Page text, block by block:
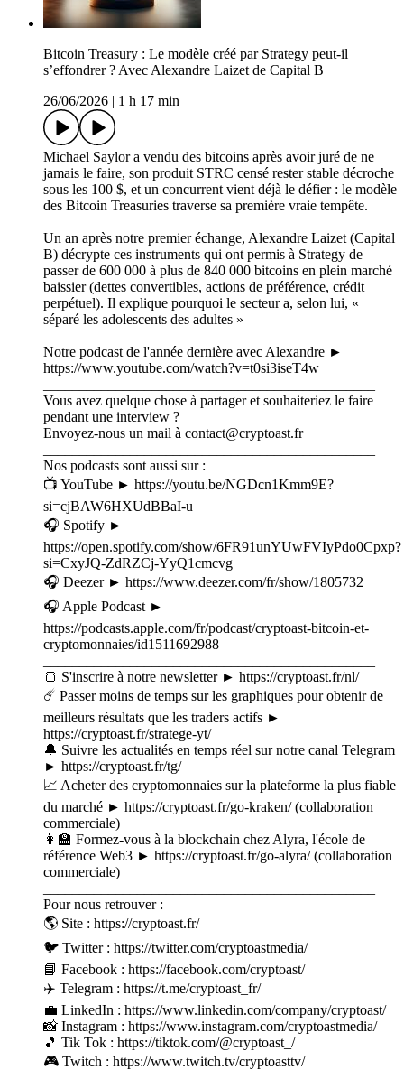
Bitcoin Treasury : Le modèle créé par Strategy peut-il
s’effondrer ? Avec Alexandre Laizet de Capital B
26/06/2026 | 1 h 17 min
Michael Saylor a vendu des bitcoins après avoir juré de ne
jamais le faire, son produit STRC censé rester stable décroche
sous les 100 $, et un concurrent vient déjà le défier : le modèle
des Bitcoin Treasuries traverse sa première vraie tempête.
Un an après notre premier échange, Alexandre Laizet (Capital
B) décrypte ces instruments qui ont permis à Strategy de
passer de 600 000 à plus de 840 000 bitcoins en plein marché
baissier (dettes convertibles, actions de préférence, crédit
perpétuel). Il explique pourquoi le secteur a, selon lui, «
séparé les adolescents des adultes »
Notre podcast de l'année dernière avec Alexandre ►
⁠⁠https://www.youtube.com/watch?v=t0si3iseT4w
Vous avez quelque chose à partager et souhaiteriez le faire
pendant une interview ?
Envoyez-nous un mail à ⁠⁠⁠⁠⁠⁠⁠⁠contact@cryptoast.fr⁠⁠⁠⁠⁠⁠⁠⁠
Nos podcasts sont aussi sur :
📺 YouTube ► ⁠⁠⁠⁠⁠⁠⁠⁠⁠⁠⁠⁠⁠⁠⁠https://youtu.be/NGDcn1Kmm9E?
si=cjBAW6HXUdBBaI-u⁠⁠⁠⁠⁠⁠⁠⁠⁠⁠⁠⁠⁠⁠⁠
🎧 Spotify ►
⁠⁠⁠⁠⁠⁠⁠⁠⁠⁠⁠⁠⁠⁠⁠https://open.spotify.com/show/6FR91unYUwFVIyPdo0Cpxp?
si=CxyJQ-ZdRZCj-YyQ1cmcvg⁠⁠⁠⁠⁠⁠⁠⁠⁠⁠⁠⁠⁠⁠⁠
🎧 Deezer ► ⁠⁠⁠⁠⁠⁠⁠⁠⁠⁠⁠⁠⁠⁠⁠https://www.deezer.com/fr/show/1805732⁠⁠⁠⁠⁠⁠⁠⁠⁠⁠⁠⁠⁠⁠⁠
🎧 Apple Podcast ►
⁠⁠⁠⁠⁠⁠⁠⁠⁠⁠⁠⁠⁠⁠⁠https://podcasts.apple.com/fr/podcast/cryptoast-bitcoin-et-
cryptomonnaies/id1511692988⁠⁠⁠⁠⁠⁠⁠⁠⁠⁠⁠⁠⁠⁠⁠
🍞 S'inscrire à notre newsletter ► ⁠⁠⁠⁠⁠https://cryptoast.fr/nl/⁠⁠⁠⁠⁠
☄️ Passer moins de temps sur les graphiques pour obtenir de
meilleurs résultats que les traders actifs ►
⁠⁠⁠⁠⁠https://cryptoast.fr/stratege-yt/⁠⁠⁠⁠⁠
🔔 Suivre les actualités en temps réel sur notre canal Telegram
► ⁠⁠⁠⁠⁠https://cryptoast.fr/tg/⁠⁠⁠⁠⁠
📈 Acheter des cryptomonnaies sur la plateforme la plus fiable
du marché ► ⁠⁠⁠⁠⁠⁠⁠⁠⁠⁠⁠⁠⁠⁠⁠https://cryptoast.fr/go-kraken/⁠⁠⁠⁠⁠⁠⁠⁠⁠⁠⁠⁠⁠⁠⁠ (collaboration
commerciale)
👩‍🏫 Formez-vous à la blockchain chez Alyra, l'école de
référence Web3 ► ⁠⁠⁠⁠⁠⁠⁠⁠⁠⁠⁠⁠⁠⁠⁠https://cryptoast.fr/go-alyra/⁠⁠⁠⁠⁠⁠⁠⁠⁠⁠⁠⁠⁠⁠⁠ (collaboration
commerciale)
Pour nous retrouver :
🌎 Site : ⁠⁠⁠⁠⁠⁠⁠⁠⁠⁠⁠⁠⁠⁠⁠https://cryptoast.fr/⁠⁠⁠⁠⁠⁠⁠⁠⁠⁠⁠⁠⁠⁠⁠
🐦 Twitter : ⁠⁠⁠⁠⁠⁠⁠⁠⁠⁠⁠⁠⁠⁠⁠https://twitter.com/cryptoastmedia/⁠⁠⁠⁠⁠⁠⁠⁠⁠⁠⁠⁠⁠⁠⁠
📘 Facebook : ⁠⁠⁠⁠⁠⁠⁠⁠⁠⁠⁠⁠⁠⁠⁠https://facebook.com/cryptoast/⁠⁠⁠⁠⁠⁠⁠⁠⁠⁠⁠⁠⁠⁠⁠
✈️ Telegram : ⁠⁠⁠⁠⁠⁠⁠⁠⁠⁠⁠⁠⁠⁠⁠https://t.me/cryptoast_fr/⁠⁠⁠⁠⁠⁠⁠⁠⁠⁠⁠⁠⁠⁠⁠
💼 LinkedIn : ⁠⁠⁠⁠⁠⁠⁠⁠⁠⁠⁠⁠⁠⁠⁠https://www.linkedin.com/company/cryptoast/⁠⁠⁠⁠⁠⁠⁠⁠⁠⁠⁠⁠⁠⁠⁠
📸 Instagram : ⁠⁠⁠⁠⁠⁠⁠⁠⁠⁠⁠⁠⁠⁠⁠https://www.instagram.com/cryptoastmedia/⁠⁠⁠⁠⁠⁠⁠⁠⁠⁠⁠⁠⁠⁠⁠
🎵 Tik Tok : ⁠⁠⁠⁠⁠⁠⁠⁠⁠⁠⁠⁠⁠⁠⁠https://tiktok.com/@cryptoast_/⁠⁠⁠⁠⁠⁠⁠⁠⁠⁠⁠⁠⁠⁠⁠
🎮 Twitch : ⁠⁠⁠⁠⁠⁠⁠⁠⁠⁠⁠⁠⁠⁠⁠https://www.twitch.tv/cryptoasttv/⁠⁠⁠⁠⁠⁠⁠⁠⁠⁠⁠⁠⁠⁠⁠